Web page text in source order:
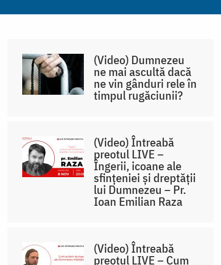
(Video) Dumnezeu
ne mai ascultă dacă
ne vin gânduri rele în
timpul rugăciunii?
(Video) Întreabă
preotul LIVE –
Îngerii, icoane ale
sfințeniei și dreptății
lui Dumnezeu – Pr.
Ioan Emilian Raza
(Video) Întreabă
preotul LIVE – Cum